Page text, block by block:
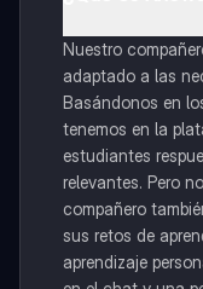
Nuestro
adaptado a las
Basándonos en
tenemos en la
estudiantes
relevantes. Pero
compañero
sus retos de
aprendizaje